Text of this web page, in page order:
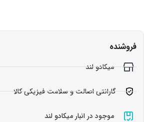
فروشنده
میکادو لند
گارانتی اصالت و سلامت فیزیکی کالا
موجود در انبار میکادو لند